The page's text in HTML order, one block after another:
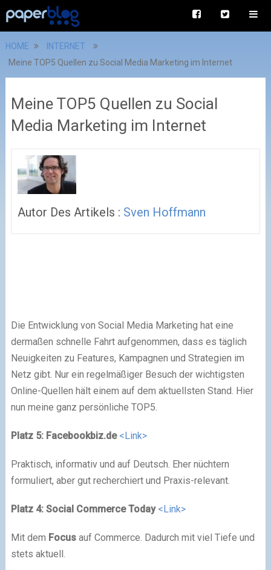
HOME
INTERNET
Meine TOP5 Quellen zu Social Media Marketing im Internet
Meine TOP5 Quellen zu Social
Media Marketing im Internet
Autor Des Artikels : Sven Hoffmann
Die Entwicklung von Social Media Marketing hat eine
dermaßen schnelle Fahrt aufgenommen, dass es täglich
Neuigkeiten zu Features, Kampagnen und Strategien im
Netz gibt. Nur ein regelmäßiger Besuch der wichtigsten
Online-Quellen hält einem auf dem aktuellsten Stand. Hier
nun meine ganz persönliche TOP5.
Platz 5: Facebookbiz.de <Link>
Praktisch, informativ und auf Deutsch. Eher nüchtern
formuliert, aber gut recherchiert und Praxis-relevant.
Platz 4: Social Commerce Today <Link>
Mit dem Focusauf Commerce. Dadurch mit viel Tiefe und
stets aktuell.